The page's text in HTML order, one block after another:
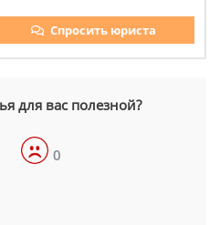
Спросить юриста
для вас полезной?
0